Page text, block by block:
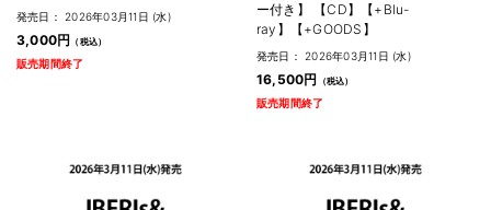
発売日： 2026年03月11日 (水)
3,000円
販売期間終了
ー付き】 【CD】【+Blu-
ray】【+GOODS】
発売日： 2026年03月11日 (水)
16,500円
販売期間終了